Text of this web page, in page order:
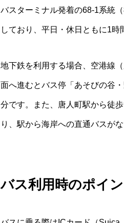
バスターミナル発着の68-1系統
しており、平日・休日ともに1時
地下鉄を利用する場合、空港線
面へ進むとバス停「あそびの谷
分です。また、唐人町駅から徒
り、駅から海岸への直通バスが
バス利用時のポイン